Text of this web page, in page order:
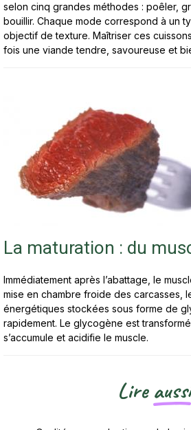
selon cinq grandes méthodes : poêler,
bouillir. Chaque mode correspond à un
objectif de texture. Maîtriser ces
fois une viande tendre, savoureuse et
La maturation : du
Immédiatement après l’abattage, le
mise en chambre froide des carcasses,
énergétiques stockées sous forme de
rapidement. Le glycogène est
s’accumule et acidifie le muscle.
Lireaussi